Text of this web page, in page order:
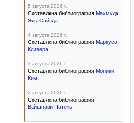
5 августа 2026 г.
Составлена библиография Махмуда
Эль-Сайеда
4 августа 2026 г.
Составлена библиография Маркуса
Кливера
3 августа 2026 г.
Составлена библиография Моники
Ким
2 августа 2026 г.
Составлена библиография
Вайшнави Патель